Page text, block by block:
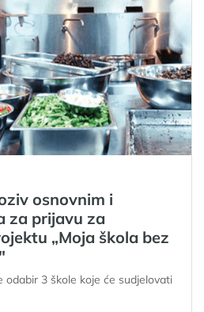
osnovnim i
za prijavu za
„Moja škola bez
odabir 3 škole koje će sudjelovati